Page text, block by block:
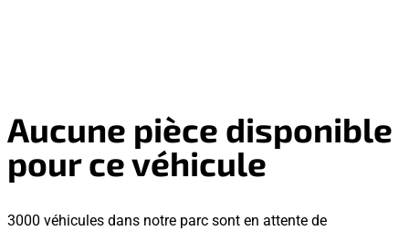
Aucune pièce disponible
pour ce véhicule
3000 véhicules dans notre parc sont en attente de